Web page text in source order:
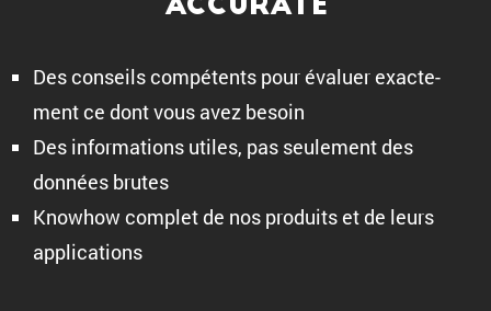
Accurate
Des conseils compé­tents pour évaluer exacte­
ment ce dont vous avez besoin
Des infor­ma­tions utiles, pas seule­ment des
données brutes
Knowhow complet de nos produits et de leurs
applications